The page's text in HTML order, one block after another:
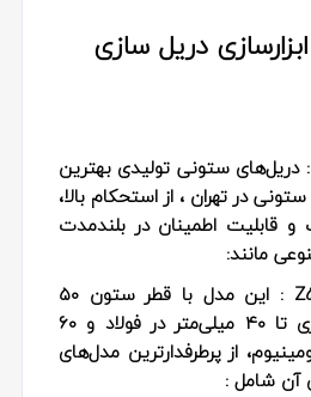
دریل سازی
دریل‌های ستونی تولیدی بهترین
در تهران ، از استحکام بالا،
قابلیت اطمینان در بلندمدت
مانند:
: این مدل با قطر ستون ۵۰
میلی‌متر، ظرفیت حفاری تا ۴۰ میلی‌متر در فولاد و ۶۰
از پرطرفدارترین مدل‌های
آن شامل :